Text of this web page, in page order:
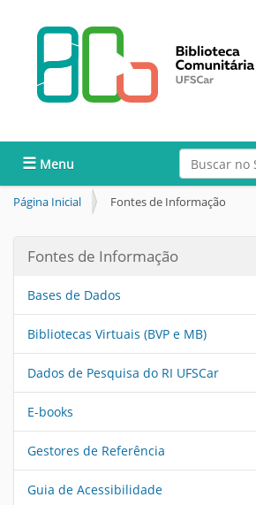
Busca
Busca
Toggle navigation
Página Inicial Fontes de Informação
Fontes de Informação
Bases de Dados
Bibliotecas Virtuais (BVP e MB)
Dados de Pesquisa do RI UFSCar
E-books
Gestores de Referência
Guia de Acessibilidade